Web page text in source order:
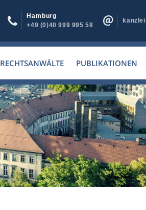
Hamburg
+49 (0)40 999 995 58
RECHTSANWÄLTE PUBLIKATIONEN